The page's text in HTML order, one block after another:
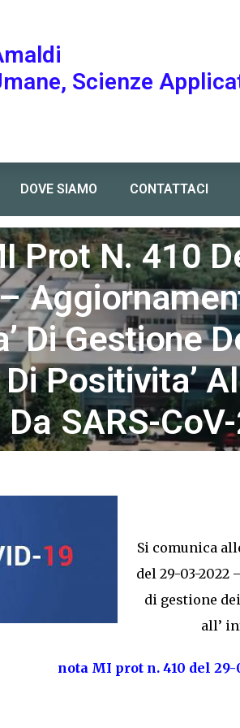
Scienze
DOVE SIAMO CONTATTACI
modalita’ di gestione dei contatti con
Prot N. 410
Di Gestione
Positivita’
Da SARS-
Si comunica
del 29-03-2022
di gestione
all’
nota MI prot n. 410 del 29-